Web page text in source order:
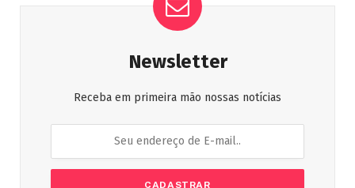
Newsletter
Receba em primeira mão nossas notícias